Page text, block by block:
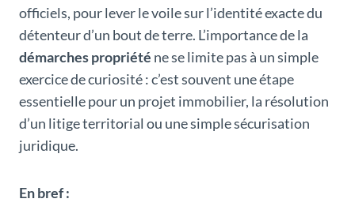
officiels, pour lever le voile sur l’identité exacte du
détenteur d’un bout de terre. L’importance de la
démarches propriété ne se limite pas à un simple
exercice de curiosité : c’est souvent une étape
essentielle pour un projet immobilier, la résolution
d’un litige territorial ou une simple sécurisation
juridique.
En bref :